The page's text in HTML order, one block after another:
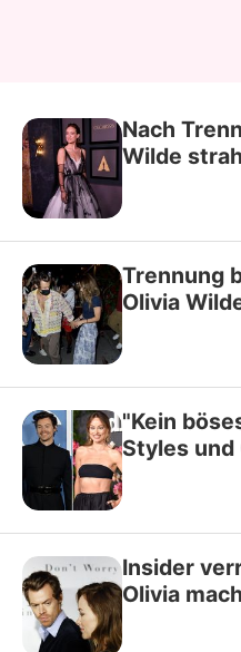
Nach
Wilde
Trennung
Olivia
"Kein
Styles und
Insider
Olivia